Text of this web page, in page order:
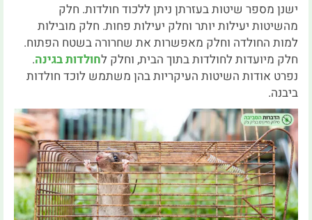
ישנן מספר שיטות בעזרתן ניתן ללכוד חולדות. חלק
מהשיטות יעילות יותר וחלק יעילות פחות. חלק מובילות
למות החולדה וחלק מאפשרות את שחרורה בשטח הפתוח.
חלק מיועדות לחולדות בתוך הבית, וחלק לחולדות בגינה.
נפרט אודות השיטות העיקריות בהן משתמש לוכד חולדות
ביבנה.